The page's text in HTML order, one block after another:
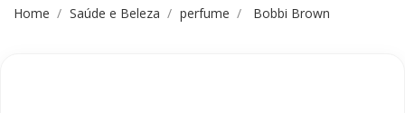
Home Saúde e Beleza perfume Bobbi Brown